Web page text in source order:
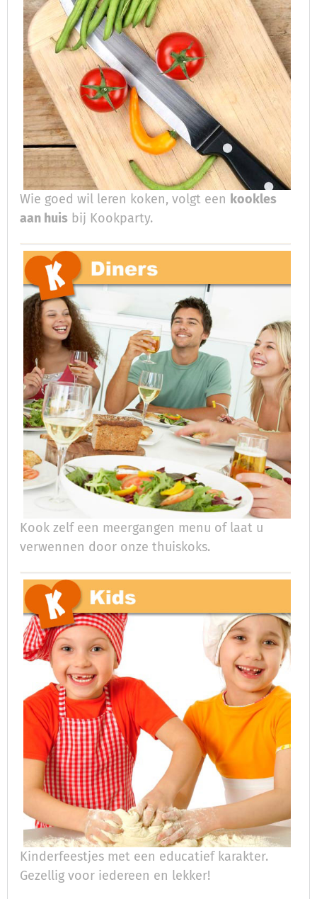
Wie goed wil leren koken, volgt een kookles
aan huis bij Kookparty.​​​​
Kook zelf een meergangen menu of laat u
verwennen door onze thuiskoks.
Kinderfeestjes met een educatief karakter.
Gezellig voor iedereen en lekker!